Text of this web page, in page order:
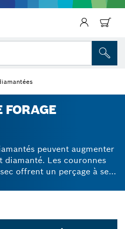
FORAGE
peuvent augmenter
Les couronnes
offrent un perçage à sec
de perçage et les coffrets